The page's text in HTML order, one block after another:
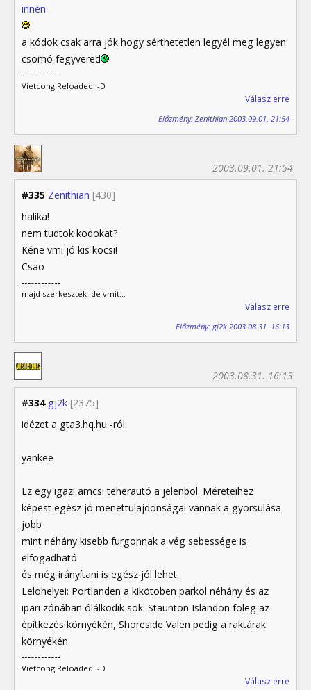
innen
a kódok csak arra jók hogy sérthetetlen legyél meg legyen
csomó fegyvered
Vietcong Reloaded :-D
Válasz erre
Előzmény: Zenithian 2003.09.01. 21:54
#335 Zenithian [430]
2003.09.01. 21:54
halika!
nem tudtok kodokat?
Kéne vmi jó kis kocsi!
Csao
majd szerkesztek ide vmit...
Válasz erre
Előzmény: gj2k 2003.08.31. 16:13
#334 gj2k [2375]
2003.08.31. 16:13
idézet a gta3.hq.hu -ról:
yankee
Ez egy igazi amcsi teherautó a jelenbol. Méreteihez
képest egész jó menettulajdonságai vannak a gyorsulása
jobb
mint néhány kisebb furgonnak a vég sebessége is
elfogadható
és még irányítani is egész jól lehet.
Lelohelyei: Portlanden a kikötoben parkol néhány és az
ipari zónában ólálkodik sok. Staunton Islandon foleg az
építkezés környékén, Shoreside Valen pedig a raktárak
környékén
Vietcong Reloaded :-D
Válasz erre